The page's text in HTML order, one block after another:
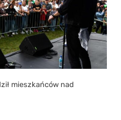
mieszkańców nad